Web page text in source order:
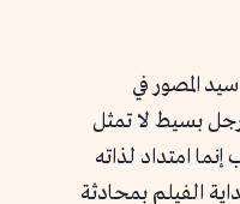
المصور في
بسيط لا تمثل
امتداد لذاته
الفيلم بمحادثة